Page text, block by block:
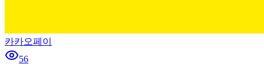
카카오페이
56